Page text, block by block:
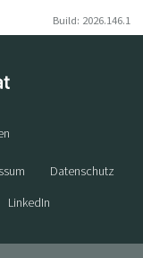
Build: 2026.146.1
Datenschutz
LinkedIn